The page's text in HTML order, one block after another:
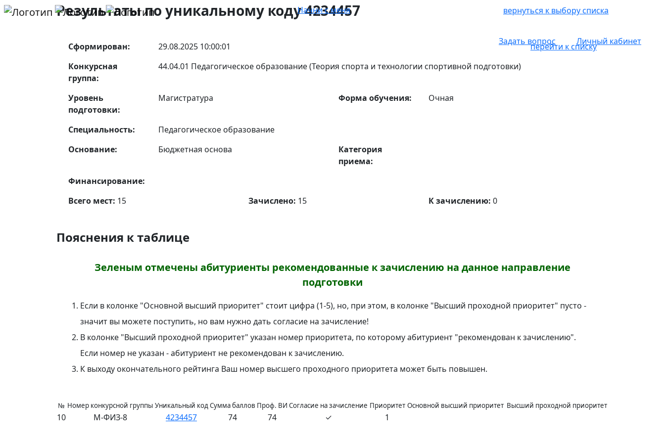
Начни с меня
Задать вопрос Личный кабинет
Результаты по уникальному коду 4234457 вернуться к выбору списка
Сформирован: 29.08.2025 10:00:01
перейти к списку
Конкурсная
группа:
44.04.01 Педагогическое образование (Теория спорта и технологии спортивной подготовки)
Уровень
подготовки:
Магистратура Форма обучения: Очная
Специальность:
Педагогическое образование
Основание:
Бюджетная основа
Категория
приема:
Финансирование:
Всего мест: 15 Зачислено: 15 К зачислению: 0
Пояснения к таблице
Зеленым отмечены абитуриенты рекомендованные к зачислению на данное направление
подготовки
Если в колонке "Основной высший приоритет" стоит цифра (1-5), но, при этом, в колонке "Высший проходной приоритет" пусто -
значит вы можете поступить, но вам нужно дать согласие на зачисление!
В колонке "Высший проходной приоритет" указан номер приоритета, по которому абитуриент "рекомендован к зачислению".
Если номер не указан - абитуриент не рекомендован к зачислению.
К выходу окончательного рейтинга Ваш номер высшего проходного приоритета может быть повышен.
№ Номер конкурсной группы Уникальный кодСумма баллов Проф. ВИ Согласие на зачисление Приоритет Основной высший приоритет Высший проходной приоритет
10 М-ФИЗ-8 4234457 74 74 ✓ 1